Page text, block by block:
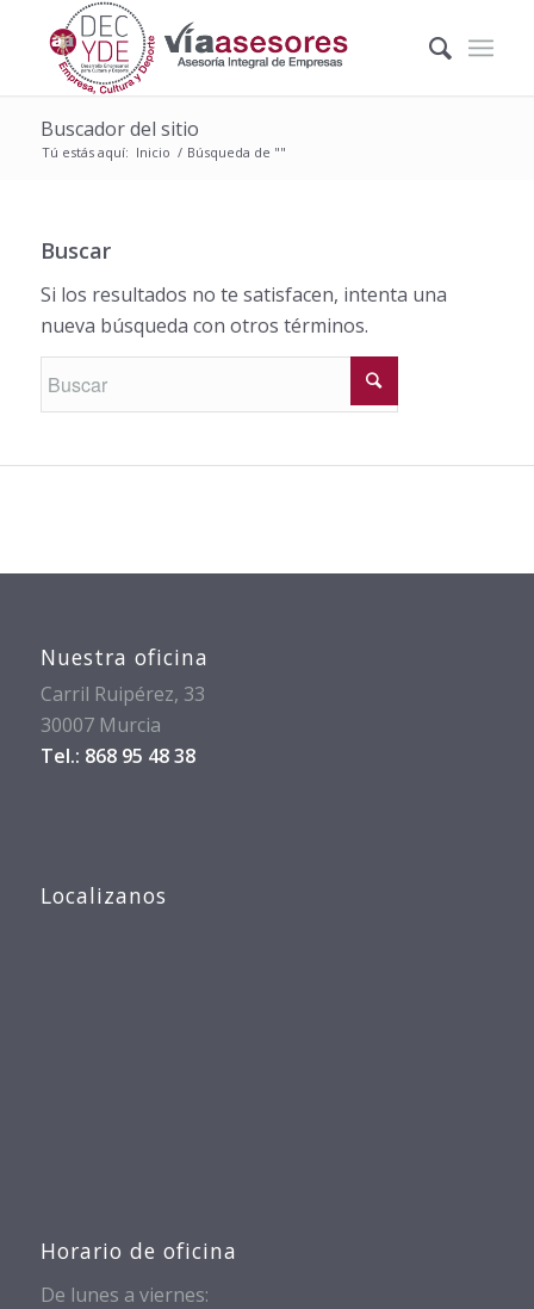
Buscador del sitio
Tú estás aquí: Inicio / Búsqueda de ""
Buscar
Si los resultados no te satisfacen, intenta una
nueva búsqueda con otros términos.
Nuestra oficina
Carril Ruipérez, 33
30007 Murcia
Tel.: 868 95 48 38
Localizanos
Horario de oficina
De lunes a viernes: